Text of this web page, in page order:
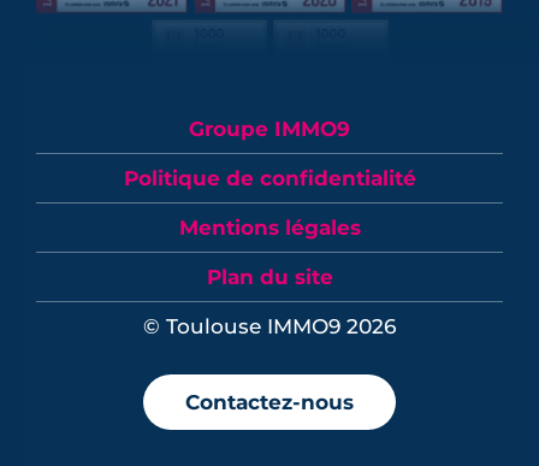
Groupe IMMO9
Politique de confidentialité
Mentions légales
Plan du site
© Toulouse IMMO9 2026
Contactez-nous